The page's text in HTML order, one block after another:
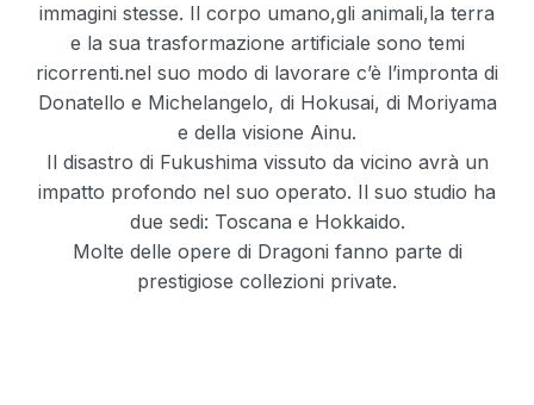
immagini stesse. Il corpo umano,gli animali,la terra
e la sua trasformazione artificiale sono temi
ricorrenti.nel suo modo di lavorare c’è l’impronta di
Donatello e Michelangelo, di Hokusai, di Moriyama
e della visione Ainu.
Il disastro di Fukushima vissuto da vicino avrà un
impatto profondo nel suo operato. Il suo studio ha
due sedi: Toscana e Hokkaido.
Molte delle opere di Dragoni fanno parte di
prestigiose collezioni private.